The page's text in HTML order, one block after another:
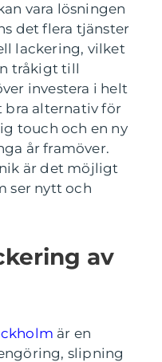
vara lösningen
det flera tjänster
lackering, vilket
tråkigt till
investera i helt
bra alternativ för
touch och en ny
år framöver.
är det möjligt
ser nytt och
av
är en
slipning